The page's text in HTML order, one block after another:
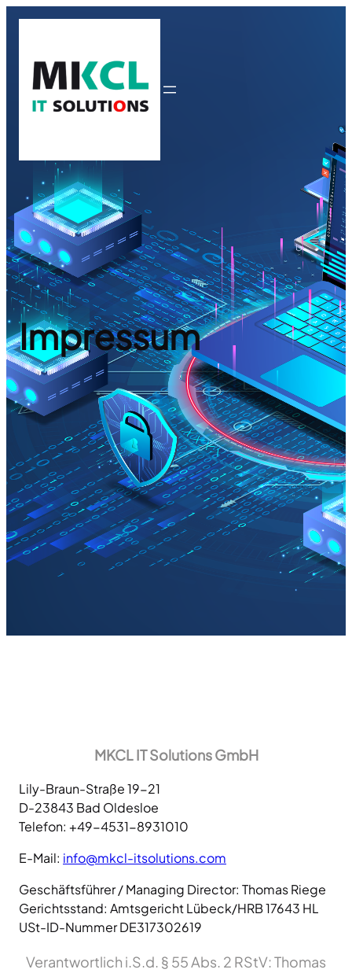
Impressum
MKCL IT Solutions GmbH
Lily-Braun-Straße 19-21
D-23843 Bad Oldesloe
Telefon: +49-4531-8931010
E-Mail: info@mkcl-itsolutions.com
Geschäftsführer / Managing Director: Thomas Riege
Gerichtsstand: Amtsgericht Lübeck/HRB 17643 HL
USt-ID-Nummer DE317302619
Verantwortlich i.S.d. § 55 Abs. 2 RStV: Thomas